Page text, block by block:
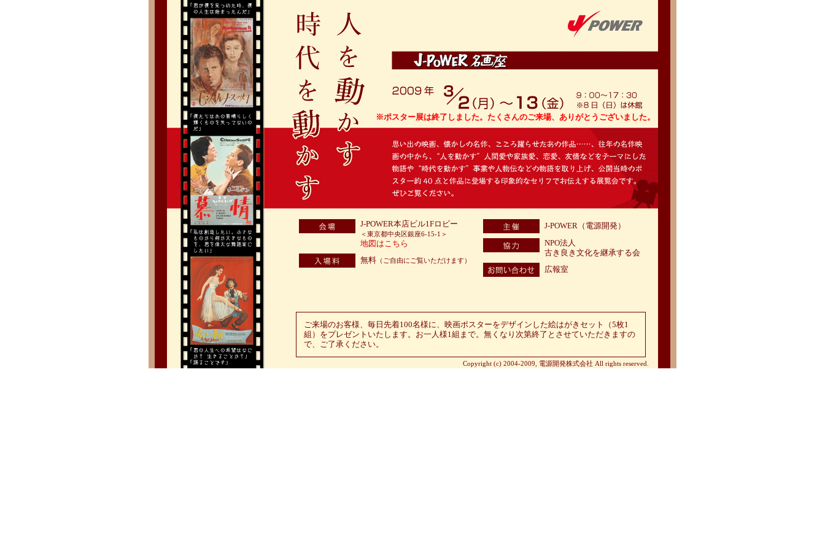
※ポスター展は終了しました。たくさんのご来場、ありがとうございました。
J-POWER本店ビル1Fロビー
＜東京都中央区銀座6-15-1＞
地図はこちら
無料 （ご自由にご覧いただけます）
J-POWER（電源開発）
NPO法人
古き良き文化を継承する会
広報室
ご来場のお客様、毎日先着100名様に、映画ポスターをデザインした絵はがきセット（5枚1
組）をプレゼントいたします。お一人様1組まで。無くなり次第終了とさせていただきますの
で、ご了承ください。
Copyright (c) 2004-2009, 電源開発株式会社 All rights reserved.